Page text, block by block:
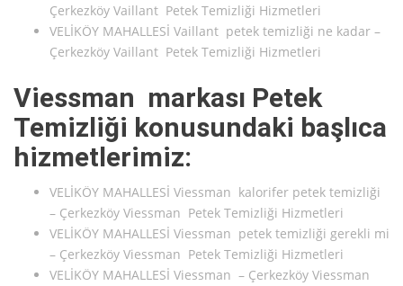
Çerkezköy Vaillant Petek Temizliği Hizmetleri
VELİKÖY MAHALLESİ Vaillant petek temizliği ne kadar –
Çerkezköy Vaillant Petek Temizliği Hizmetleri
Viessman markası Petek
Temizliği konusundaki başlıca
hizmetlerimiz:
VELİKÖY MAHALLESİ Viessman kalorifer petek temizliği
– Çerkezköy Viessman Petek Temizliği Hizmetleri
VELİKÖY MAHALLESİ Viessman petek temizliği gerekli mi
– Çerkezköy Viessman Petek Temizliği Hizmetleri
VELİKÖY MAHALLESİ Viessman – Çerkezköy Viessman